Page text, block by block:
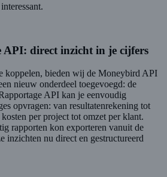
API: direct inzicht in je cijfers
koppelen, bieden wij de Moneybird API
nieuw onderdeel toegevoegd: de
API kan je eenvoudig
opvragen: van resultatenrekening tot
per project tot omzet per klant.
rapporten kon exporteren vanuit de
inzichten nu direct en gestructureerd